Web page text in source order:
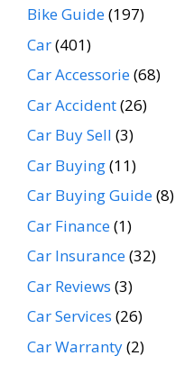
Bike Guide(197)
Car(401)
Car Accessorie(68)
Car Accident(26)
Car Buy Sell (3)
Car Buying(11)
Car Buying Guide(8)
Car Finance(1)
Car Insurance(32)
Car Reviews (3)
Car Services (26)
Car Warranty(2)